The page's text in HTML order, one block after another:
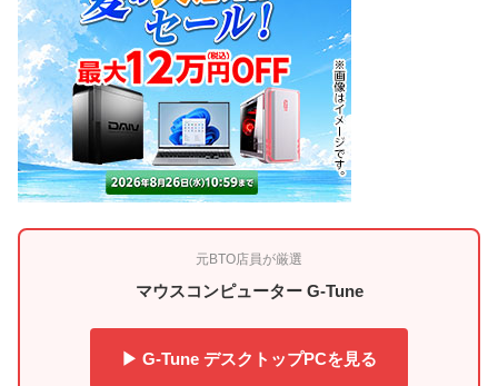
元BTO店員が厳選
マウスコンピューター G-Tune
▶ G-Tune デスクトップPCを見る